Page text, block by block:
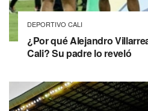
DEPORTIVO CALI
¿Por qué Alejandro
Cali? Su padre lo reveló